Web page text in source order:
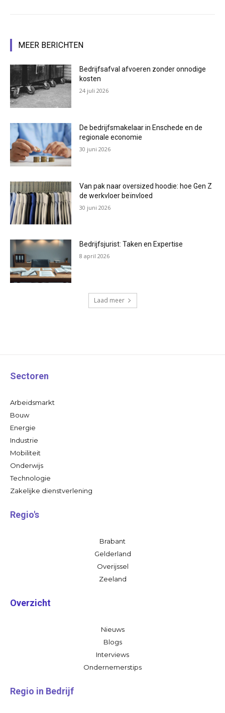
MEER BERICHTEN
Bedrijfsafval afvoeren zonder onnodige
kosten
24 juli 2026
De bedrijfsmakelaar in Enschede en de
regionale economie
30 juni 2026
Van pak naar oversized hoodie: hoe Gen Z
de werkvloer beïnvloed
30 juni 2026
Bedrijfsjurist: Taken en Expertise
8 april 2026
Laad meer
Sectoren
Arbeidsmarkt
Bouw
Energie
Industrie
Mobiliteit
Onderwijs
Technologie
Zakelijke dienstverlening
Regio's
Brabant
Gelderland
Overijssel
Zeeland
Overzicht
Nieuws
Blogs
Interviews
Ondernemerstips
Regio in Bedrijf